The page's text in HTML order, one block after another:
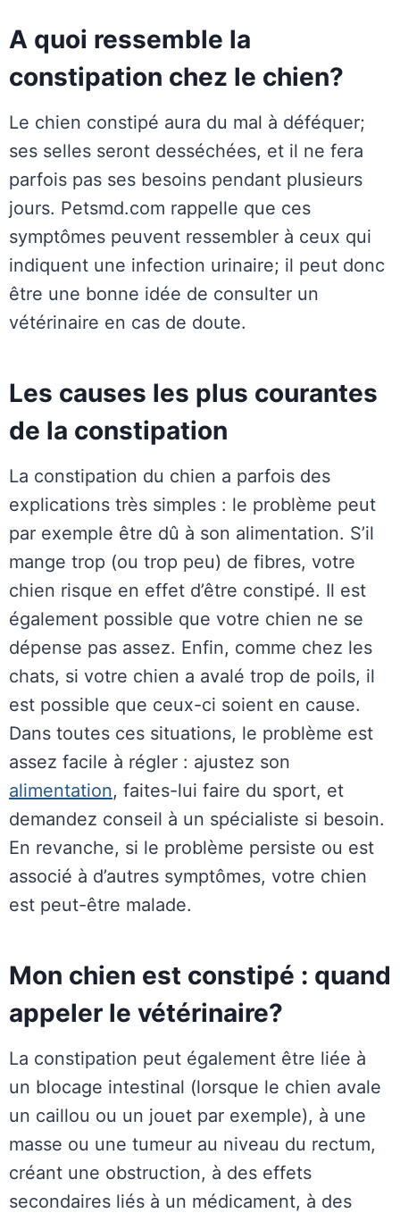
A quoi ressemble la
constipation chez le chien?
Le chien constipé aura du mal à déféquer;
ses selles seront desséchées, et il ne fera
parfois pas ses besoins pendant plusieurs
jours. Petsmd.com rappelle que ces
symptômes peuvent ressembler à ceux qui
indiquent une infection urinaire; il peut donc
être une bonne idée de consulter un
vétérinaire en cas de doute.
Les causes les plus courantes
de la constipation
La constipation du chien a parfois des
explications très simples : le problème peut
par exemple être dû à son alimentation. S’il
mange trop (ou trop peu) de fibres, votre
chien risque en effet d’être constipé. Il est
également possible que votre chien ne se
dépense pas assez. Enfin, comme chez les
chats, si votre chien a avalé trop de poils, il
est possible que ceux-ci soient en cause.
Dans toutes ces situations, le problème est
assez facile à régler : ajustez son
alimentation, faites-lui faire du sport, et
demandez conseil à un spécialiste si besoin.
En revanche, si le problème persiste ou est
associé à d’autres symptômes, votre chien
est peut-être malade.
Mon chien est constipé : quand
appeler le vétérinaire?
La constipation peut également être liée à
un blocage intestinal (lorsque le chien avale
un caillou ou un jouet par exemple), à une
masse ou une tumeur au niveau du rectum,
créant une obstruction, à des effets
secondaires liés à un médicament, à des